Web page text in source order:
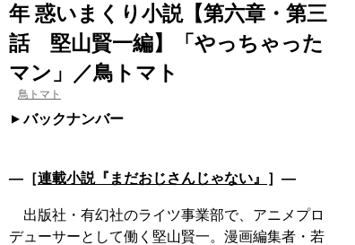
年 惑いまくり小説【第六章・第三
話 堅山賢一編】「やっちゃった
マン」／鳥トマト
鳥トマト
バックナンバー
―［連載小説『まだおじさんじゃない』 ］―
出版社・有幻社のライツ事業部で、アニメプロ
デューサーとして働く堅山賢一。漫画編集者・若